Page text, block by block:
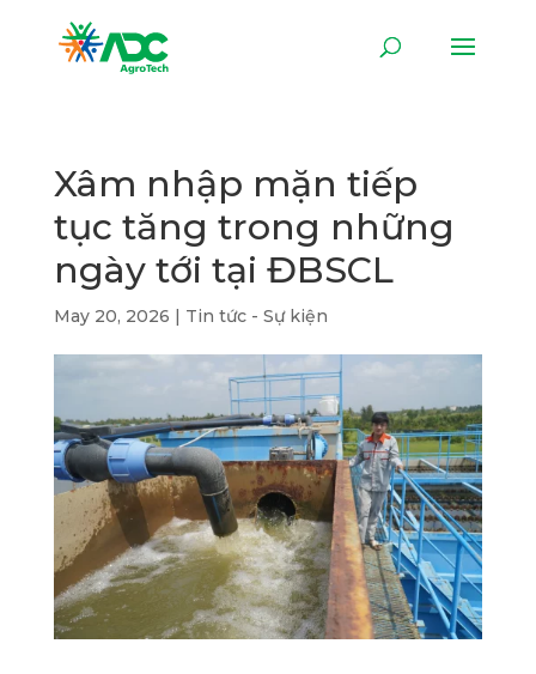
Xâm nhập mặn tiếp
tục tăng trong những
ngày tới tại ĐBSCL
May 20, 2026 | Tin tức - Sự kiện